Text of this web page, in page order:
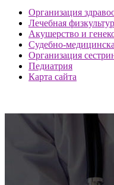
Организация
Лечебная
Акушерство и
Судебно-
Организация
Педиатрия
Карта сайта